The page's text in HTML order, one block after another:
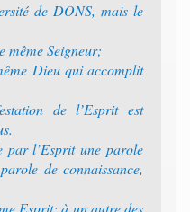
de DONS, mais le
même Seigneur;
Dieu qui accomplit
de l’Esprit est
par l’Esprit une parole
de connaissance,
Esprit; à un autre des